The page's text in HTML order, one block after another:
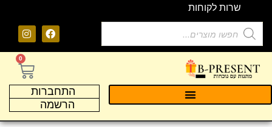
שרות לקוחות
התחברות
הרשמה
0